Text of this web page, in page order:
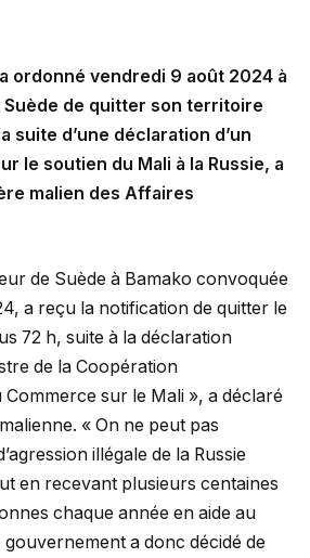
ordonné vendredi 9 août 2024 à
Suède de quitter son territoire
suite d’une déclaration d’un
le soutien du Mali à la Russie, a
malien des Affaires
de Suède à Bamako convoquée
a reçu la notification de quitter le
72 h, suite à la déclaration
de la Coopération
sur le Mali », a déclaré
« On ne peut pas
illégale de la Russie
en recevant plusieurs centaines
chaque année en aide au
a donc décidé de